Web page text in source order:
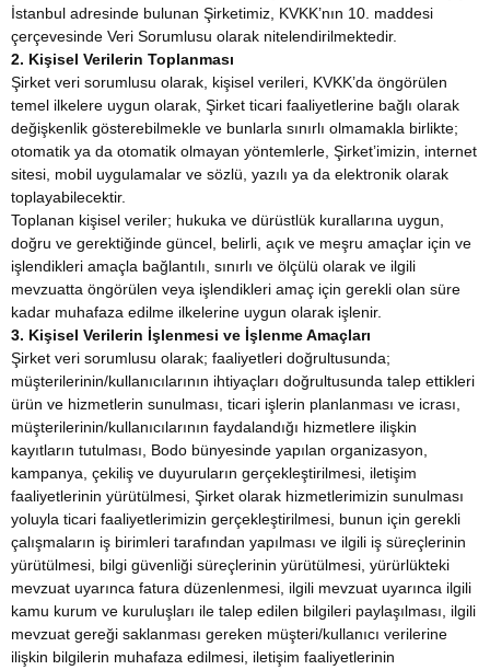
İstanbul adresinde bulunan Şirketimiz, KVKK’nın 10. maddesi
çerçevesinde Veri Sorumlusu olarak nitelendirilmektedir.
2. Kişisel Verilerin Toplanması
Şirket veri sorumlusu olarak, kişisel verileri, KVKK’da öngörülen
temel ilkelere uygun olarak, Şirket ticari faaliyetlerine bağlı olarak
değişkenlik gösterebilmekle ve bunlarla sınırlı olmamakla birlikte;
otomatik ya da otomatik olmayan yöntemlerle, Şirket’imizin, internet
sitesi, mobil uygulamalar ve sözlü, yazılı ya da elektronik olarak
toplayabilecektir.
Toplanan kişisel veriler; hukuka ve dürüstlük kurallarına uygun,
doğru ve gerektiğinde güncel, belirli, açık ve meşru amaçlar için ve
işlendikleri amaçla bağlantılı, sınırlı ve ölçülü olarak ve ilgili
mevzuatta öngörülen veya işlendikleri amaç için gerekli olan süre
kadar muhafaza edilme ilkelerine uygun olarak işlenir.
3. Kişisel Verilerin İşlenmesi ve İşlenme Amaçları
Şirket veri sorumlusu olarak; faaliyetleri doğrultusunda;
müşterilerinin/kullanıcılarının ihtiyaçları doğrultusunda talep ettikleri
ürün ve hizmetlerin sunulması, ticari işlerin planlanması ve icrası,
müşterilerinin/kullanıcılarının faydalandığı hizmetlere ilişkin
kayıtların tutulması, Bodo bünyesinde yapılan organizasyon,
kampanya, çekiliş ve duyuruların gerçekleştirilmesi, iletişim
faaliyetlerinin yürütülmesi, Şirket olarak hizmetlerimizin sunulması
yoluyla ticari faaliyetlerimizin gerçekleştirilmesi, bunun için gerekli
çalışmaların iş birimleri tarafından yapılması ve ilgili iş süreçlerinin
yürütülmesi, bilgi güvenliği süreçlerinin yürütülmesi, yürürlükteki
mevzuat uyarınca fatura düzenlenmesi, ilgili mevzuat uyarınca ilgili
kamu kurum ve kuruluşları ile talep edilen bilgileri paylaşılması, ilgili
mevzuat gereği saklanması gereken müşteri/kullanıcı verilerine
ilişkin bilgilerin muhafaza edilmesi, iletişim faaliyetlerinin